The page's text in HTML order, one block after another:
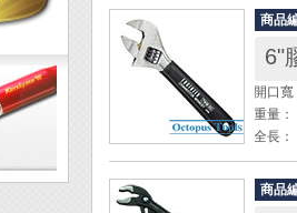
商品
開口
重量
全長
◆ 先端
◆ 防
商品